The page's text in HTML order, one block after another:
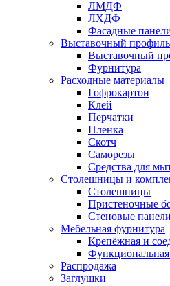
ЛМДФ
ЛХДФ
Фасадные
Выставочный
Выставочный
Фурнитура
Расходные материалы
Гофрокартон
Клей
Перчатки
Пленка
Скотч
Саморезы
Средства для
Столешницы и
Столешницы
Пристеночные
Стеновые панели
Мебельная фурнитура
Крепёжная и
Распродажа
Заглушки